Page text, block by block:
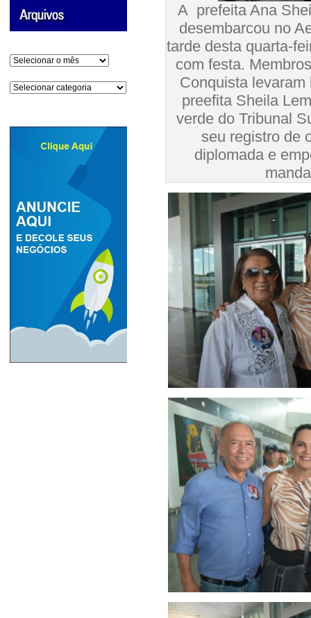
Arquivos
Categorias
A prefeita Ana
desembarcou no
tarde desta quarta-
com festa.
Conquista
preefita Sheila
verde do Tribunal
seu registro de
diplomada e